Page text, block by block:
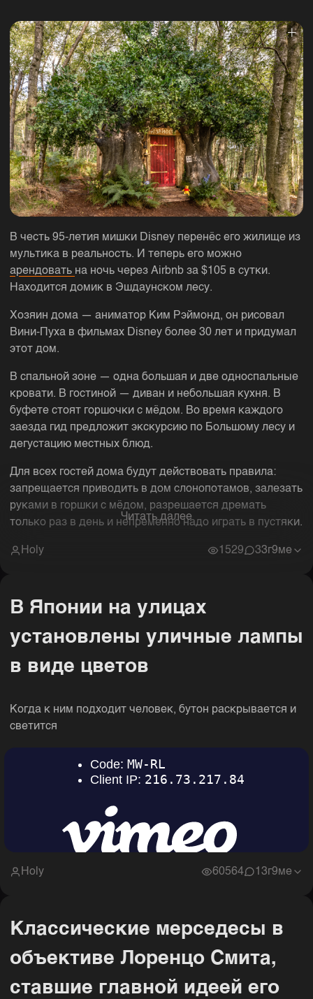
В честь 95-летия мишки Disney перенёс его жилище из
мультика в реальность. И теперь его можно
арендовать на ночь через Airbnb за $105 в сутки.
Находится домик в Эшдаунском лесу.
Хозяин дома — аниматор Ким Рэймонд, он рисовал
Вини-Пуха в фильмах Disney более 30 лет и придумал
этот дом.
В спальной зоне — одна большая и две односпальные
кровати. В гостиной — диван и небольшая кухня. В
буфете стоят горшочки с мёдом. Во время каждого
заезда гид предложит экскурсию по Большому лесу и
дегустацию местных блюд.
Для всех гостей дома будут действовать правила:
запрещается приводить в дом слонопотамов, залезать
руками в горшки с мёдом, разрешается дремать
только раз в день и непременно надо играть в пустяки.
Читать далее
Holy 1529 33г9ме
В Японии на улицах
установлены уличные лампы
в виде цветов
Когда к ним подходит человек, бутон раскрывается и
светится
Holy 60564 13г9ме
Классические мерседесы в
объективе Лоренцо Смита,
ставшие главной идеей его